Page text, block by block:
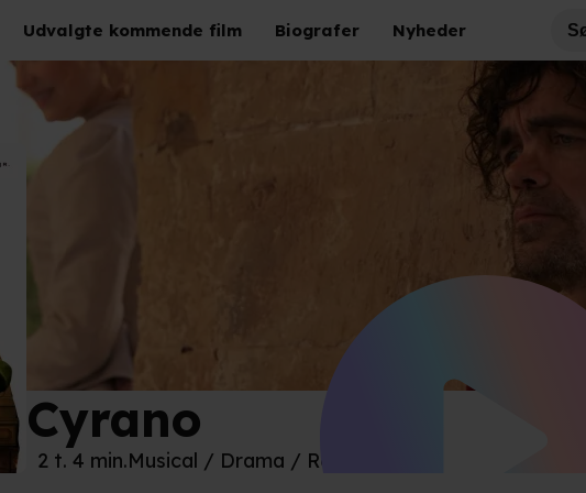
Udvalgte kommende film Biografer Nyheder
© MGM
Cyrano
2 t. 4 min.Musical / Drama / Romantik